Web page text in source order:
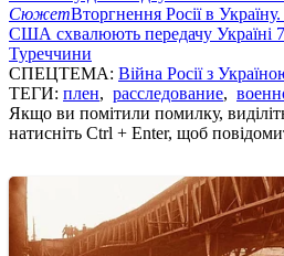
СюжетВторгнення Росії в
США схвалюють передачу Україні
Туреччини
СПЕЦТЕМА: Війна Росії з
ТЕГИ: плен, расследование,
Якщо ви помітили помилку,
натисніть Ctrl + Enter, щоб